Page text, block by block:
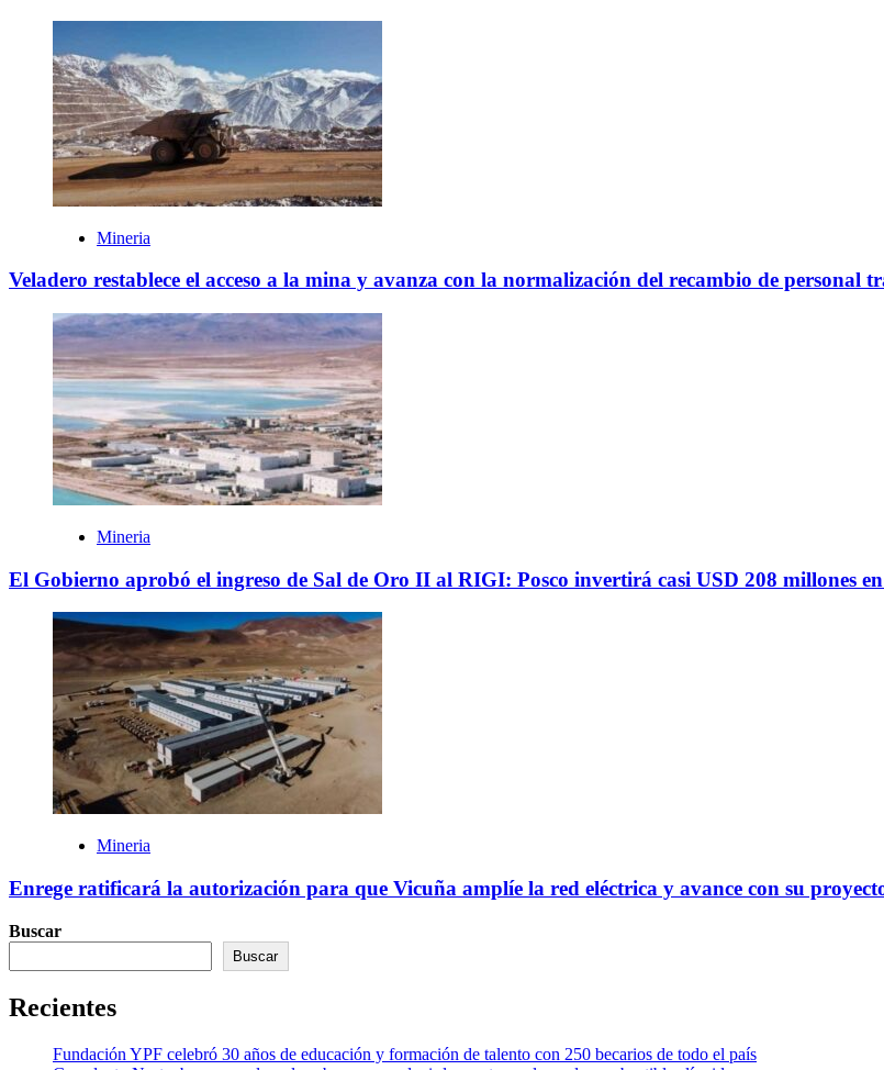
Mineria
Veladero restablece el acceso a la mina y avanza con la normalización del recambio de personal
Mineria
El Gobierno aprobó el ingreso de Sal de Oro II al RIGI: Posco invertirá casi USD 208 millones
Mineria
Enrege ratificará la autorización para que Vicuña amplíe la red eléctrica y avance con su
Buscar
Buscar
Recientes
Fundación YPF celebró 30 años de educación y formación de talento con 250 becarios de todo el país